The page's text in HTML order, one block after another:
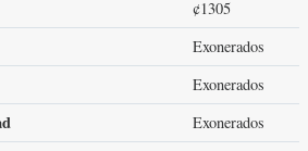
¢1305
Exonerados
Exonerados
Exonerados